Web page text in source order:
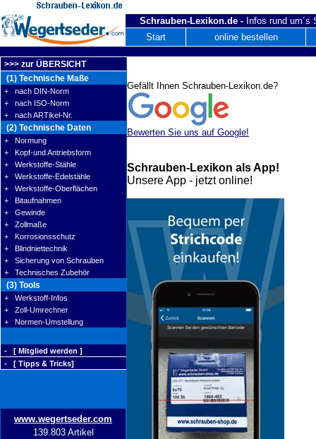
Schrauben-Lexikon.de - Infos rund um´s
Start
online bestellen
>>> zur ÜBERSICHT
(1) Technische Maße
+ nach DIN-Norm
+ nach ISO-Norm
+ nach ARTikel-Nr.
(2) Technische Daten
+ Normung
+ Kopf-und Antriebsform
+ Werkstoffe-Stähle
+ Werkstoffe-Edelstähle
+ Werkstoffe-Oberflächen
+ Bitaufnahmen
+ Gewinde
+ Zollmaße
+ Korrosionsschutz
+ Blindniettechnik
+ Sicherung von Schrauben
+ Technisches Zubehör
(3) Tools
+ Werkstoff-Infos
+ Zoll-Umrechner
+ Normen-Umstellung
- [ Mitglied werden ]
- [ Tipps & Tricks]
www.wegertseder.com
139.803 Artikel
Gefällt Ihnen Schrauben-Lexikon.de?
Bewerten Sie uns auf Google!
Schrauben-Lexikon als App!
Unsere App - jetzt online!